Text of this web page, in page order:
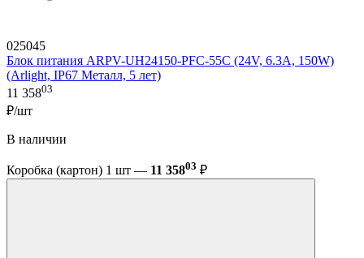
025045
Блок питания ARPV-UH24150-PFC-55C (24V, 6.3A, 150W)
(Arlight, IP67 Металл, 5 лет)
11 35803
₽/шт
В наличии
Коробка (картон) 1 шт — 11 35803 ₽